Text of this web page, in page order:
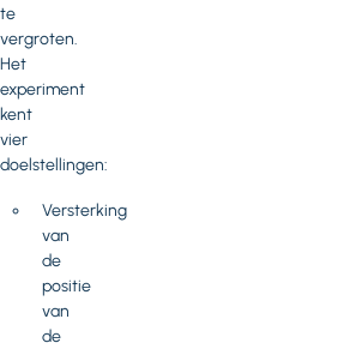
te
vergroten.
Het
experiment
kent
vier
doelstellingen:
Versterking
van
de
positie
van
de